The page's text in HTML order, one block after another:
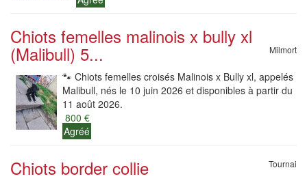
Chiots femelles malinois x bully xl
(Malibull) 5... Milmort
🐾 Chiots femelles croisés Malinois x Bully xl, appelés
Malibull, nés le 10 juin 2026 et disponibles à partir du
11 août 2026.
800 €
Agréé
Chiots border collie Tournai